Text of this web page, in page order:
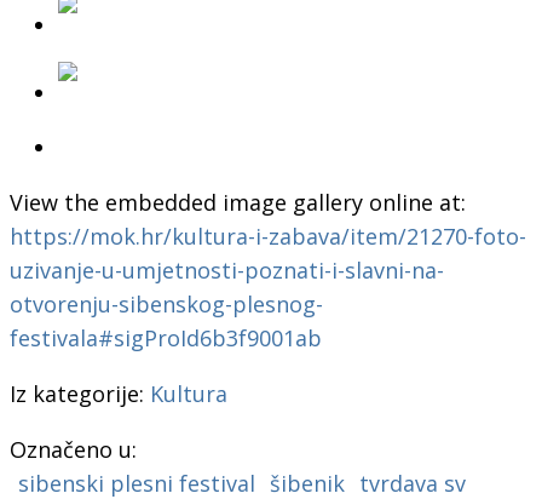
View the embedded image gallery online at:
https://mok.hr/kultura-i-zabava/item/21270-foto-
uzivanje-u-umjetnosti-poznati-i-slavni-na-
otvorenju-sibenskog-plesnog-
festivala#sigProId6b3f9001ab
Iz kategorije: Kultura
Označeno u:
sibenski plesni festival šibenik tvrdava sv